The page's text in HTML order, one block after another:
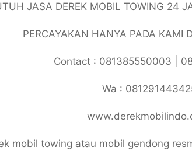
JASA DEREK MOBIL TOWING 24
PERCAYAKAN HANYA PADA KAMI
Contact : 081385550003 |
Wa :
mobil towing atau mobil gendong